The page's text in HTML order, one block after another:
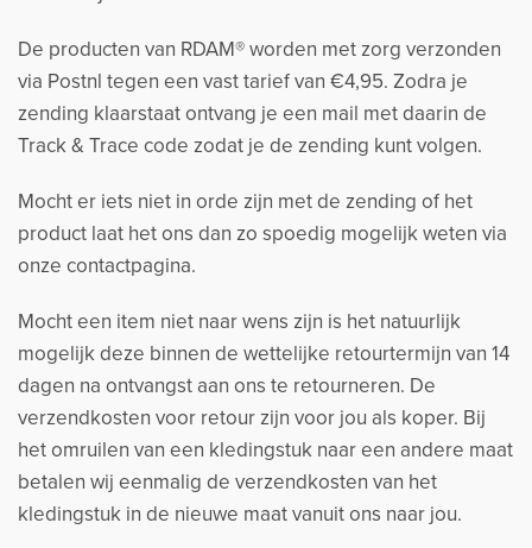
De producten van RDAM® worden met zorg verzonden
via Postnl tegen een vast tarief van €4,95. Zodra je
zending klaarstaat ontvang je een mail met daarin de
Track & Trace code zodat je de zending kunt volgen.
Mocht er iets niet in orde zijn met de zending of het
product laat het ons dan zo spoedig mogelijk weten via
onze contactpagina.
Mocht een item niet naar wens zijn is het natuurlijk
mogelijk deze binnen de wettelijke retourtermijn van 14
dagen na ontvangst aan ons te retourneren. De
verzendkosten voor retour zijn voor jou als koper. Bij
het omruilen van een kledingstuk naar een andere maat
betalen wij eenmalig de verzendkosten van het
kledingstuk in de nieuwe maat vanuit ons naar jou.